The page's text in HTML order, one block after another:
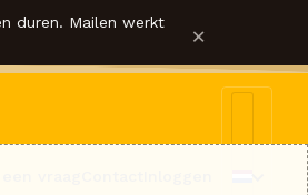
duren. Mailen werkt ×